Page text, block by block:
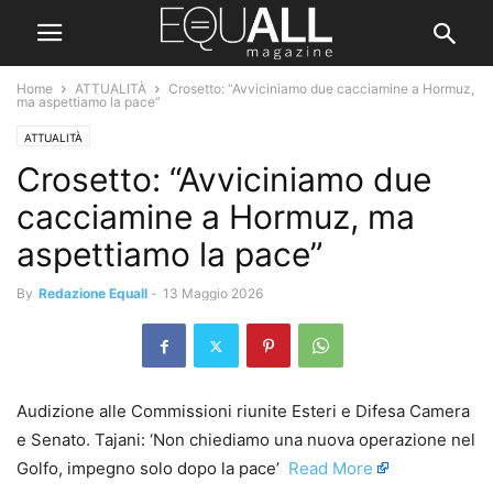
Home ATTUALITÀ
Crosetto: “Avviciniamo due cacciamine a Hormuz,
ma aspettiamo la pace”
ATTUALITÀ
Crosetto: “Avviciniamo due
cacciamine a Hormuz, ma
aspettiamo la pace”
By Redazione Equall - 13 Maggio 2026
Audizione alle Commissioni riunite Esteri e Difesa Camera
e Senato. Tajani: ‘Non chiediamo una nuova operazione nel
Golfo, impegno solo dopo la pace’ ​ Read More